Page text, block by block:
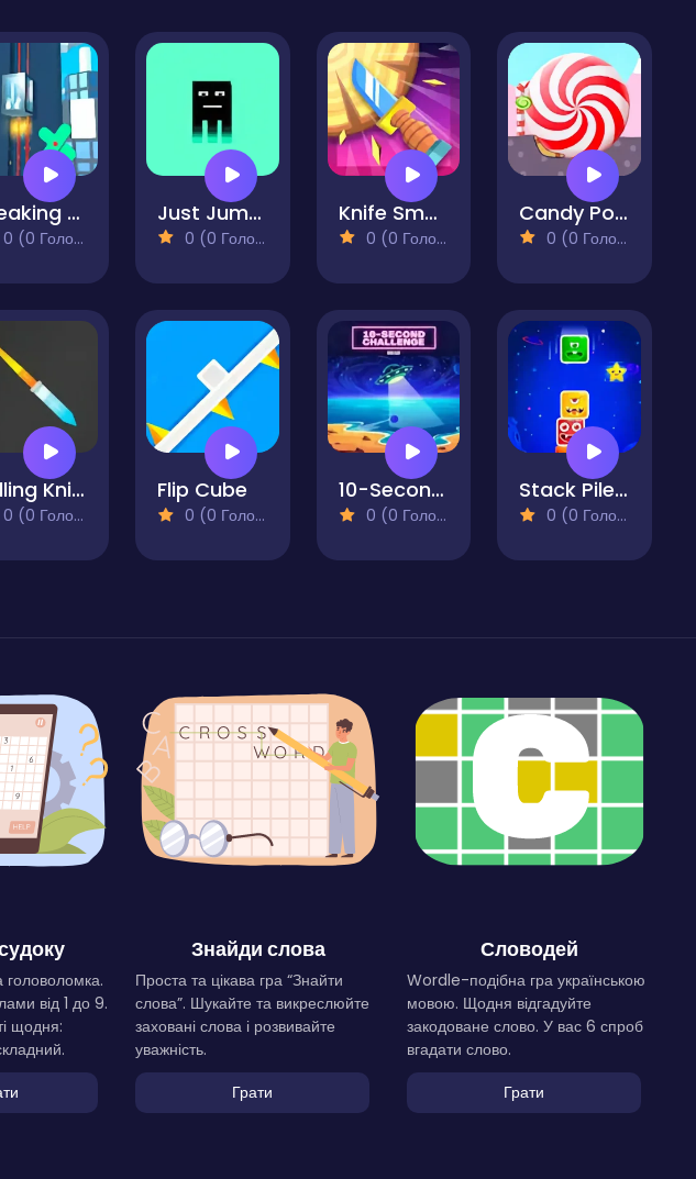
Breaking Fall
0 (0 Голосів)
Just Jump Arcade
0 (0 Голосів)
Knife Smash
0 (0 Голосів)
Candy Pong
0 (0 Голосів)
Falling Knife
0 (0 Голосів)
Flip Cube
0 (0 Голосів)
10-Second Challenge
0 (0 Голосів)
Stack PileUP
0 (0 Голосів)
головоломка.
від 1 до 9.
щодня:
Знайди слова
Проста та цікава гра “Знайти
слова”. Шукайте та викреслюйте
заховані слова і розвивайте
уважність.
Грати
Словодей
Wordle-подібна гра українською
мовою. Щодня відгадуйте
закодоване слово. У вас 6 спроб
вгадати слово.
Грати